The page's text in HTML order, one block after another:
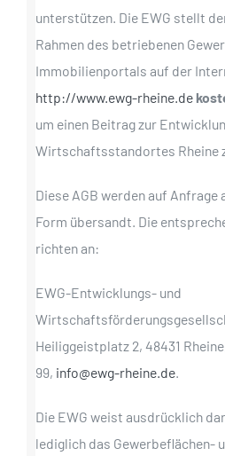
unterstützen. Die EWG stellt
Rahmen des betriebenen
Immobilienportals auf der
http://www.ewg-rheine.de
um einen Beitrag zur
Wirtschaftsstandortes Rheine
Diese AGB werden auf
Form übersandt. Die
richten an:
EWG-Entwicklungs- und
Heiliggeistplatz 2, 48431
99, info@ewg-rheine.de
Die EWG weist ausdrücklich
lediglich das Gewerbeflächen-